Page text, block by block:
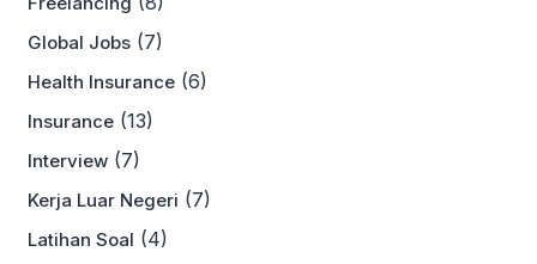
Global Jobs (7)
Health Insurance (6)
Insurance (13)
Interview (7)
Kerja Luar Negeri (7)
Latihan Soal (4)